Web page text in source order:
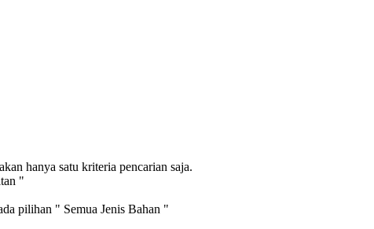
hanya satu kriteria pencarian saja.
"
pilihan " Semua Jenis Bahan "